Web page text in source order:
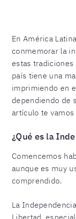
En América
conmemorar la
estas tradiciones
país tiene una
imprimiendo en
dependiendo de
artículo te
¿Qué es la
Comencemos
aunque es muy
comprendido.
La
Libertad,